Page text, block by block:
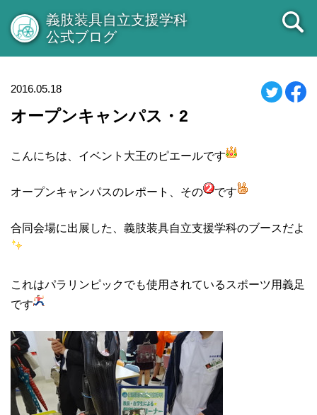
義肢装具自立支援学科
公式ブログ
2016.05.18
オープンキャンパス・2
こんにちは、イベント大王のピエールです
オープンキャンパスのレポート、その です
合同会場に出展した、義肢装具自立支援学科のブースだよ
これはパラリンピックでも使用されているスポーツ用義足
です